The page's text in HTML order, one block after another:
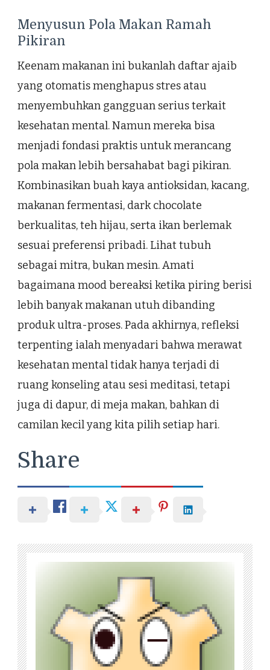
Menyusun Pola Makan Ramah
Pikiran
Keenam makanan ini bukanlah daftar ajaib
yang otomatis menghapus stres atau
menyembuhkan gangguan serius terkait
kesehatan mental. Namun mereka bisa
menjadi fondasi praktis untuk merancang
pola makan lebih bersahabat bagi pikiran.
Kombinasikan buah kaya antioksidan, kacang,
makanan fermentasi, dark chocolate
berkualitas, teh hijau, serta ikan berlemak
sesuai preferensi pribadi. Lihat tubuh
sebagai mitra, bukan mesin. Amati
bagaimana mood bereaksi ketika piring berisi
lebih banyak makanan utuh dibanding
produk ultra-proses. Pada akhirnya, refleksi
terpenting ialah menyadari bahwa merawat
kesehatan mental tidak hanya terjadi di
ruang konseling atau sesi meditasi, tetapi
juga di dapur, di meja makan, bahkan di
camilan kecil yang kita pilih setiap hari.
Share